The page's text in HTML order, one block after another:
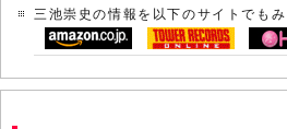
三池崇史の情報を以下のサイトでもみ